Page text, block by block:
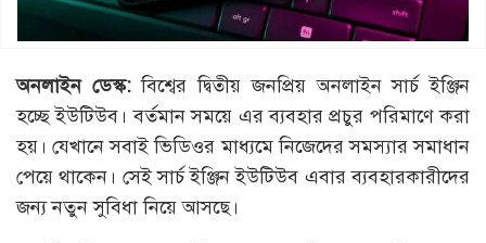
অনলাইন ডেস্ক:বিশ্বের দ্বিতীয় জনপ্রিয় অনলাইন সার্চ ইঞ্জিন
হচ্ছে ইউটিউব। বর্তমান সময়ে এর ব্যবহার প্রচুর পরিমাণে করা
হয়। যেখানে সবাই ভিডিওর মাধ্যমে নিজেদের সমস্যার সমাধান
পেয়ে থাকেন। সেই সার্চ ইঞ্জিন ইউটিউব এবার ব্যবহারকারীদের
জন্য নতুন সুবিধা নিয়ে আসছে।